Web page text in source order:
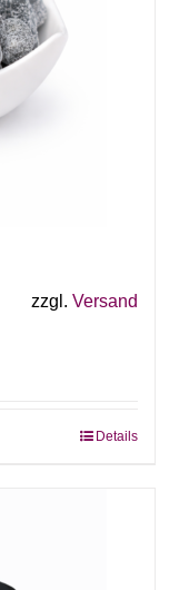
zzgl. Versand
Details